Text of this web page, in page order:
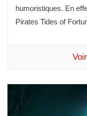
humoristiques. En
Pirates Tides of